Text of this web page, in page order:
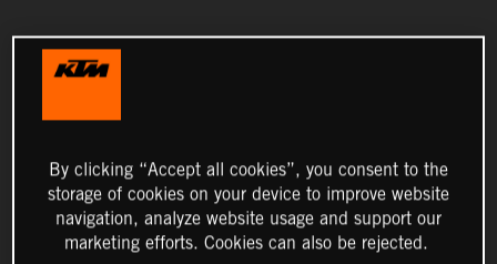
By clicking “Accept all cookies”, you consent to the
storage of cookies on your device to improve website
navigation, analyze website usage and support our
marketing efforts. Cookies can also be rejected.